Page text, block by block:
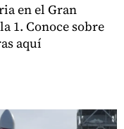
en el Gran
1. Conoce sobre
aquí